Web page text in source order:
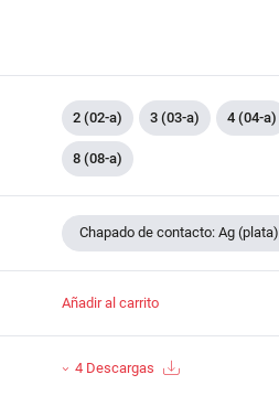
2 (02-a) 3 (03-a) 4 (04-a)
8 (08-a)
Chapado de contacto: Ag (plata)
Añadir al carrito
4 Descargas